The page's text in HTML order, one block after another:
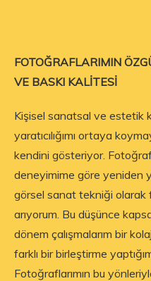
FOTOĞRAFLARIMIN
VE BASKI KALİTESİ
Kişisel sanatsal ve estetik
yaratıcılığımı ortaya
kendini gösteriyor.
deneyimime göre yeniden
görsel sanat tekniği olarak
arıyorum. Bu düşünce
dönem çalışmalarım bir
farklı bir birleştirme
Fotoğraflarımın bu